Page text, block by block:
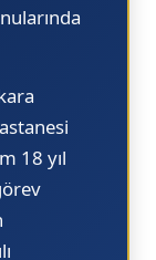
18 yıl